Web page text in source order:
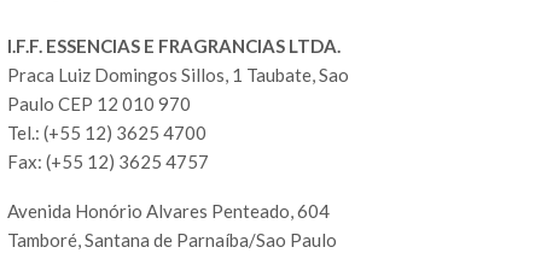
I.F.F. ESSENCIAS E FRAGRANCIAS LTDA.
Praca Luiz Domingos Sillos, 1 Taubate, Sao
Paulo CEP 12 010 970
Tel.: (+55 12) 3625 4700
Fax: (+55 12) 3625 4757
Avenida Honório Alvares Penteado, 604
Tamboré, Santana de Parnaíba/Sao Paulo